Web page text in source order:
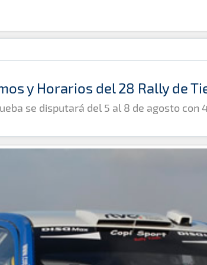
y Horarios del 28 Rally de
se disputará del 5 al 8 de agosto con